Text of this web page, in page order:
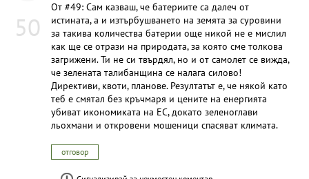
50
От #49: Сам казваш, че батериите са далеч от
истината, а и изтърбушването на земята за суровини
за такива количества батерии още никой не е мислил
как ще се отрази на природата, за която сме толкова
загрижени. Ти не си твърдял, но и от самолет се вижда,
че зелената талибанщина се налага силово!
Директиви, квоти, планове. Резултатът е, че някой като
теб е смятал без кръчмаря и цените на енергията
убиват икономиката на ЕС, докато зеленоглави
льохмани и откровени мошеници спасяват климата.
отговор